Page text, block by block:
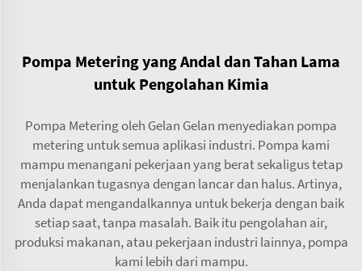
Pompa Metering yang Andal dan Tahan Lama
untuk Pengolahan Kimia
Pompa Metering oleh Gelan Gelan menyediakan pompa
metering untuk semua aplikasi industri. Pompa kami
mampu menangani pekerjaan yang berat sekaligus tetap
menjalankan tugasnya dengan lancar dan halus. Artinya,
Anda dapat mengandalkannya untuk bekerja dengan baik
setiap saat, tanpa masalah. Baik itu pengolahan air,
produksi makanan, atau pekerjaan industri lainnya, pompa
kami lebih dari mampu.